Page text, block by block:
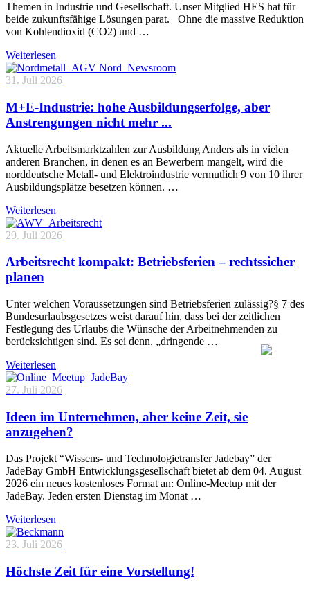
Themen in Industrie und Gesellschaft. Unser Mitglied HES hat für
beide zukunftsfähige Lösungen parat. Ohne die massive Reduktion
von Kohlendioxid (CO2) und …
Weiterlesen
31. Juli 2026
M+E-Industrie: hohe Ausbildungserfolge, aber
Anstrengungen nicht mehr ...
Aktuelle Arbeitsmarktzahlen zur Ausbildung Anders als in vielen
anderen Branchen, in denen es an Bewerbern mangelt, wird die
norddeutsche Metall- und Elektroindustrie vermutlich 9 von 10 ihrer
Ausbildungsplätze besetzen können. …
Weiterlesen
29. Juli 2026
Arbeitsrecht kompakt: Betriebsferien – rechtssicher
planen
Unter welchen Voraussetzungen sind Betriebsferien zulässig?§ 7 des
Bundesurlaubsgesetzes weist darauf hin, dass bei der zeitlichen
Festlegung des Urlaubs die Wünsche der Arbeitnehmenden zu
berücksichtigen sind. Es sei denn, „dringende …
Weiterlesen
27. Juli 2026
Ideen im Unternehmen, aber keine Zeit, sie
anzugehen?
Das Projekt “Wissens- und Technologietransfer Jadebay” der
JadeBay GmbH Entwicklungsgesellschaft bietet ab dem 04. August
2026 ein neues kostenloses Format an: Online-Meetup mit der
JadeBay. Jeden ersten Dienstag im Monat …
Weiterlesen
23. Juli 2026
Höchste Zeit für eine Vorstellung!